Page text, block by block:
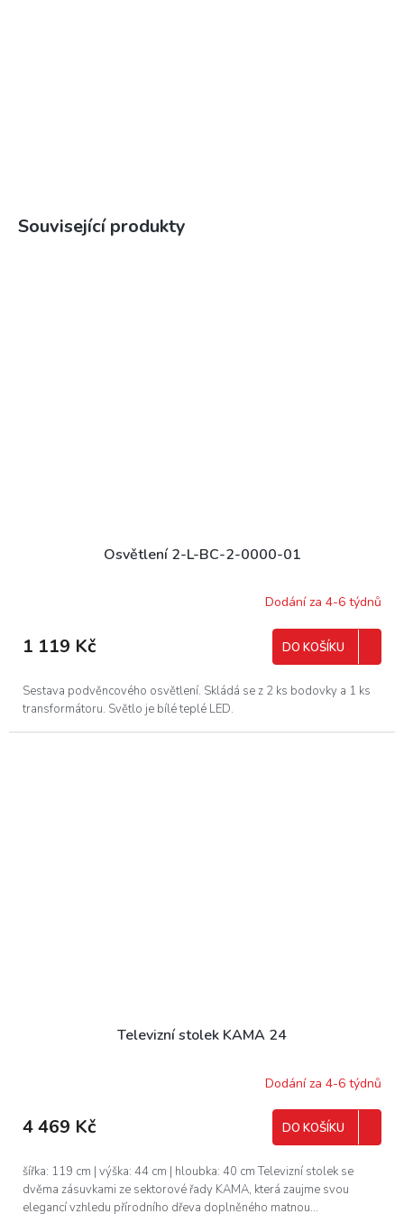
Související produkty
Osvětlení 2-L-BC-2-0000-01
Dodání za 4-6 týdnů
1 119 Kč DO KOŠÍKU
Sestava podvěncového osvětlení. Skládá se z 2 ks bodovky a 1 ks
transformátoru. Světlo je bílé teplé LED.
Televizní stolek KAMA 24
Dodání za 4-6 týdnů
4 469 Kč DO KOŠÍKU
šířka: 119 cm | výška: 44 cm | hloubka: 40 cm Televizní stolek se
dvěma zásuvkami ze sektorové řady KAMA, která zaujme svou
elegancí vzhledu přírodního dřeva doplněného matnou...